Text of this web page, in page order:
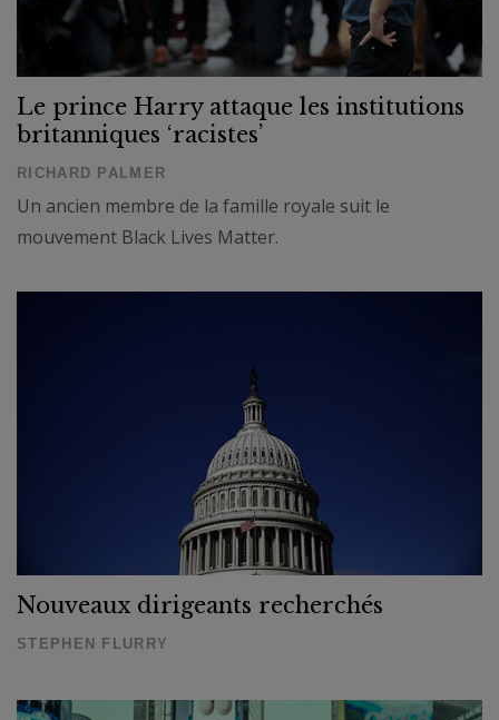
Le prince Harry attaque les institutions
britanniques ‘racistes’
RICHARD PALMER
Un ancien membre de la famille royale suit le
mouvement Black Lives Matter.
Nouveaux dirigeants recherchés
STEPHEN FLURRY